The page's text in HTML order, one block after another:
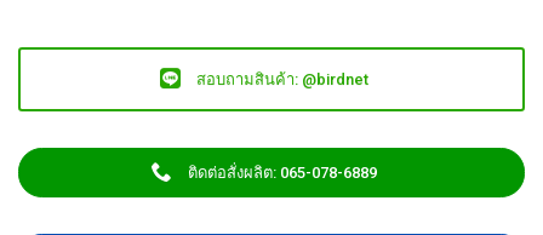
สอบถามสินค้า: @birdnet
ติดต่อสั่งผลิต: 065-078-6889